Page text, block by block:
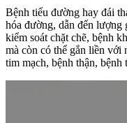
Bệnh tiểu đường hay đái
hóa đường, dẫn đến lượng
kiểm soát chặt chẽ, bệnh
mà còn có thể gắn liền với
tim mạch, bệnh thận,